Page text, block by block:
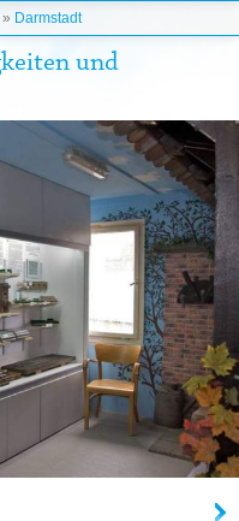
» Darmstadt
und